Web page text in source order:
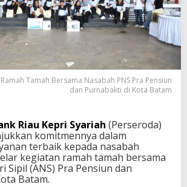
Tamah Bersama Nasabah PNS Pra Pensiun
dan Purnabakti di Kota Batam
Riau Kepri Syariah (Perseroda)
komitmennya dalam
terbaik kepada nasabah
kegiatan ramah tamah bersama
Sipil (ANS) Pra Pensiun dan
Batam.